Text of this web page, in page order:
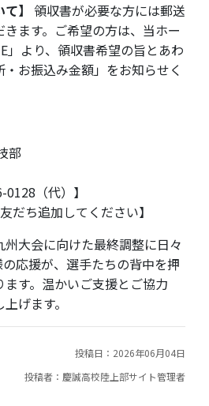
】 領収書が必要な方には郵送
ます。ご希望の方は、当ホー
」より、領収書希望の旨とあわ
お振込み金額」をお知らせく
部
（代）】
だち追加してください】
大会に向けた最終調整に日々
応援が、選手たちの背中を押
す。温かいご支援とご協力
上げます。
投稿日：2026年06月04日
投稿者：慶誠高校陸上部サイト管理者